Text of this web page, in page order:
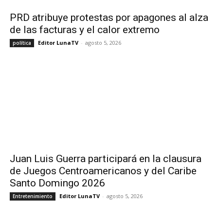
PRD atribuye protestas por apagones al alza
de las facturas y el calor extremo
política Editor LunaTV - agosto 5, 2026
Juan Luis Guerra participará en la clausura
de Juegos Centroamericanos y del Caribe
Santo Domingo 2026
Entretenimiento Editor LunaTV - agosto 5, 2026